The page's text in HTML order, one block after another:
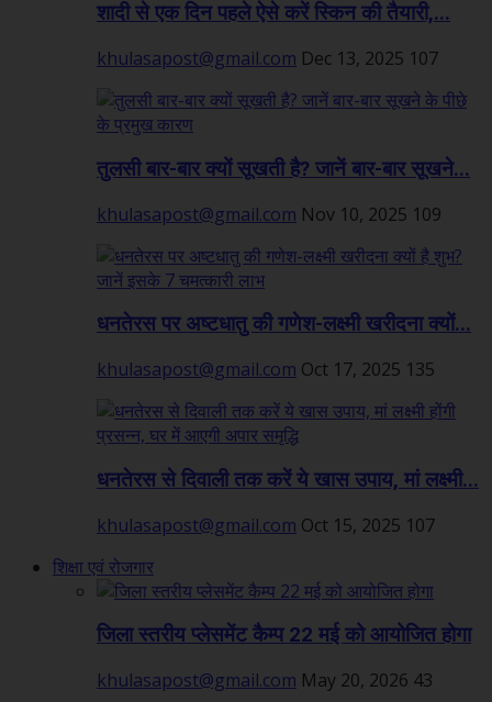
शादी से एक दिन पहले ऐसे करें स्किन की तैयारी,...
khulasapost@gmail.com Dec 13, 2025 107
तुलसी बार-बार क्यों सूखती है? जानें बार-बार सूखने...
khulasapost@gmail.com Nov 10, 2025 109
धनतेरस पर अष्टधातु की गणेश-लक्ष्मी खरीदना क्यों...
khulasapost@gmail.com Oct 17, 2025 135
धनतेरस से दिवाली तक करें ये खास उपाय, मां लक्ष्मी...
khulasapost@gmail.com Oct 15, 2025 107
शिक्षा एवं रोजगार
जिला स्तरीय प्लेसमेंट कैम्प 22 मई को आयोजित होगा
khulasapost@gmail.com May 20, 2026 43